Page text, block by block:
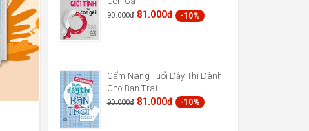
90.000đ 81.000đ -10%
Cẩm Nang Tuổi Dậy Thì Dành
Cho Bạn Trai
90.000đ 81.000đ -10%